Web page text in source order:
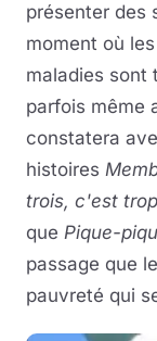
présenter des
moment où
maladies sont
parfois même
constatera
histoires
trois, c'est trop
que Pique-
passage que
pauvreté qui